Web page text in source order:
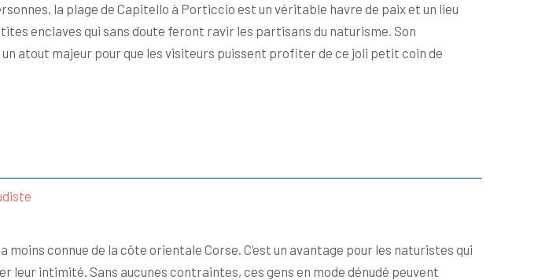
la plage de Capitello à Porticcio est un véritable havre de paix et un lieu
enclaves qui sans doute feront ravir les partisans du naturisme. Son
atout majeur pour que les visiteurs puissent profiter de ce joli petit coin de
moins connue de la côte orientale Corse. C’est un avantage pour les naturistes qui
leur intimité. Sans aucunes contraintes, ces gens en mode dénudé peuvent